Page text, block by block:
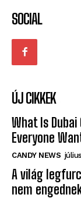
SOCIAL
ÚJ CIKKEK
What Is
Everyone
CANDY NEWS
A világ
nem